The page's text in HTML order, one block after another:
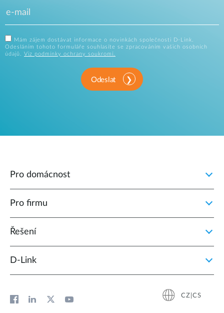
Mám zájem dostávat informace o novinkách společnosti D-Link.
Odesláním tohoto formuláře souhlasíte se zpracováním vašich osobních
údajů. Viz podmínky ochrany soukromí.
Odeslat
Pro domácnost
Pro firmu
Řešení
D‑Link
CZ|CS